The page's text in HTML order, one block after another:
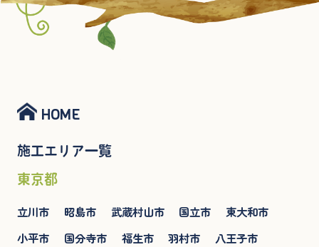
HOME
施工エリア一覧
東京都
立川市 昭島市 武蔵村山市 国立市
東大和市
小平市
国分寺市 福生市 羽村市
八王子市